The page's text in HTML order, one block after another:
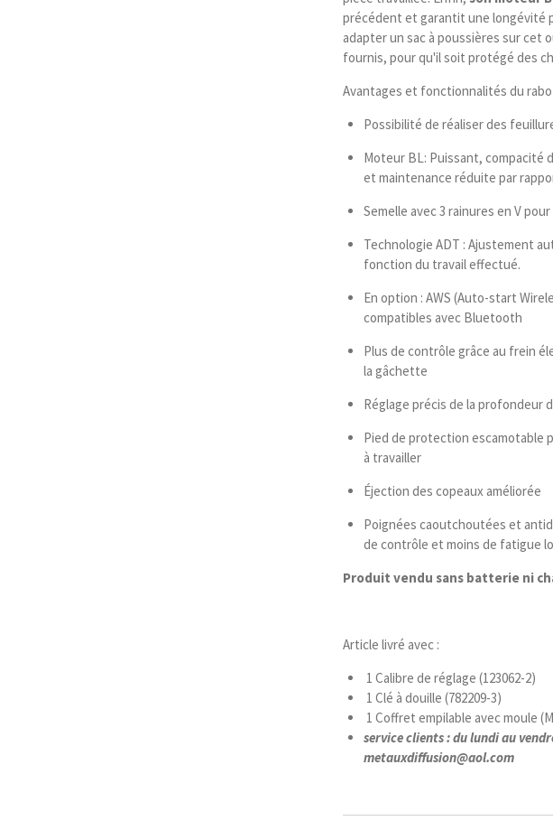
précédent et garantit une longévité
adapter un sac à poussières sur cet
fournis, pour qu'il soit protégé des
Avantages et fonctionnalités du
Possibilité de réaliser des
Moteur BL: Puissant, compacité
et maintenance réduite par
Semelle avec 3 rainures en V
Technologie ADT : Ajustement
fonction du travail effectué.
En option : AWS (Auto-start
compatibles avec Bluetooth
Plus de contrôle grâce au frein
la gâchette
Réglage précis de la profondeur
Pied de protection escamotable
à travailler
Éjection des copeaux améliorée
Poignées caoutchoutées et
de contrôle et moins de fatigue
Produit vendu sans batterie ni
Article livré avec :
1 Calibre de réglage (123062-2)
1 Clé à douille (782209-3)
1 Coffret empilable avec moule
service clients : du lundi au
metauxdiffusion@aol.com